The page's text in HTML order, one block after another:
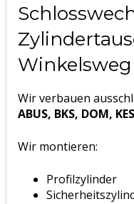
Winkelsweg
Wir verbauen
ABUS, BKS, DOM,
Wir montieren:
Profilzylinder